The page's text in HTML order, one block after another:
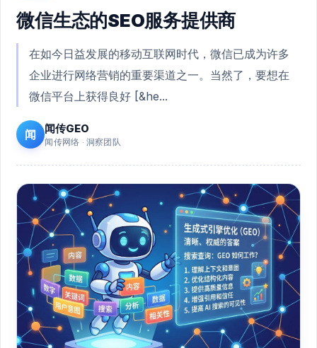
微信生态的SEO服务提供商
在如今日益发展的移动互联网时代，微信已成为许多
企业进行网络营销的重要渠道之一。当然了，要想在
微信平台上获得良好 [&he...
闻 闻传GEO
闻传网络 · 洞察团队